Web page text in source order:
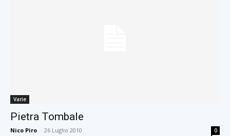
Varie
Pietra Tombale
Nico Piro - 26 Luglio 2010 0